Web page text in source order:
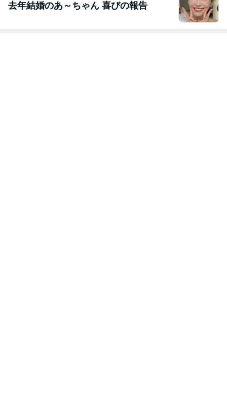
去年結婚のあ～ちゃん 喜びの報告